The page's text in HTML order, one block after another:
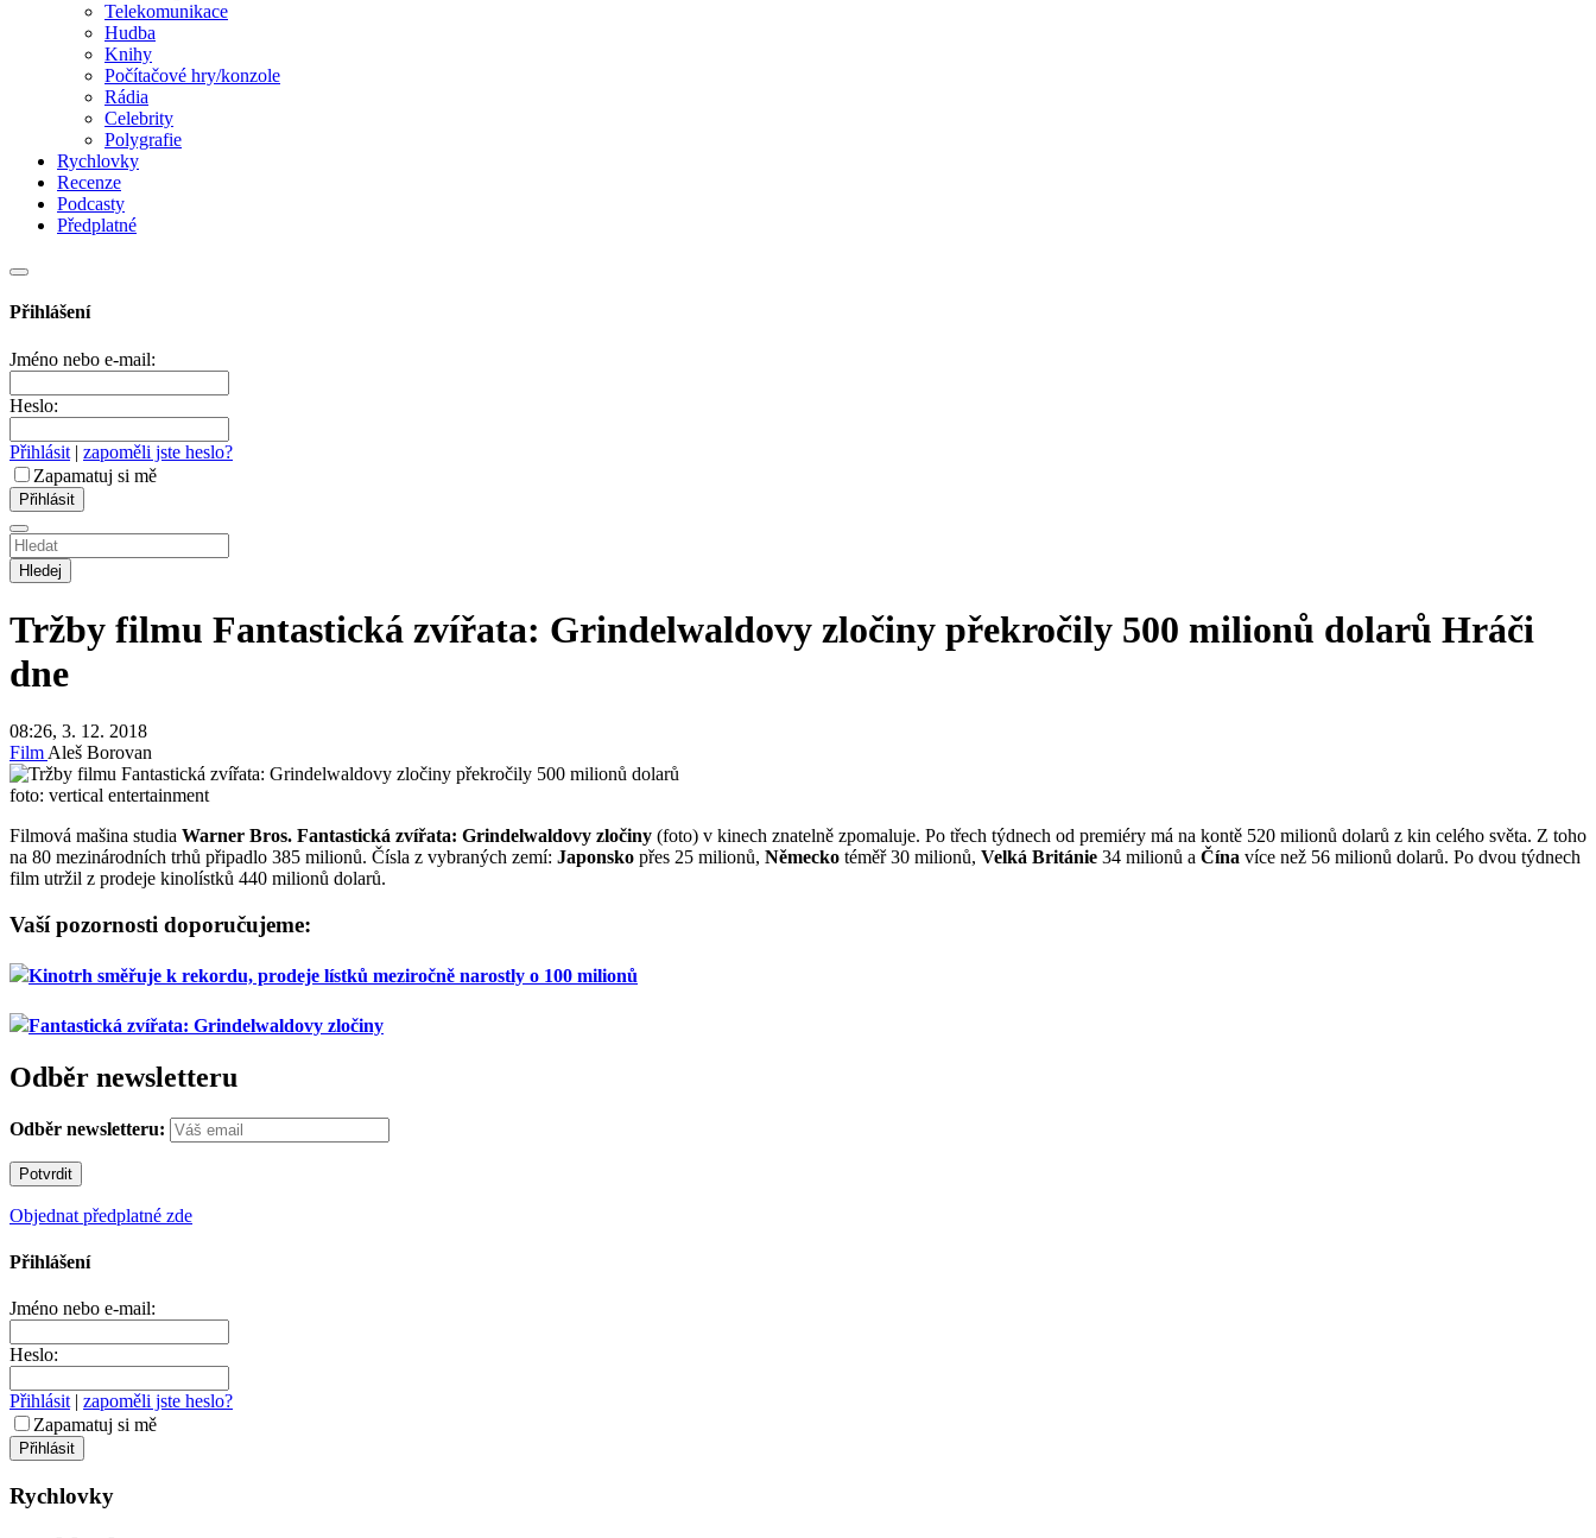
Telekomunikace
Hudba
Knihy
Počítačové hry/konzole
Rádia
Celebrity
Polygrafie
Rychlovky
Recenze
Podcasty
Předplatné
Přihlášení
Jméno nebo e-mail:
Heslo:
Přihlásit | zapoměli jste heslo?
Zapamatuj si mě
Hledej
Tržby filmu Fantastická zvířata: Grindelwaldovy zločiny překročily 500 milionů dolarů Hráči
dne
08:26, 3. 12. 2018
FilmAleš Borovan
foto: vertical entertainment
Filmová mašina studia Warner Bros. Fantastická zvířata: Grindelwaldovy zločiny (foto) v kinech znatelně zpomaluje. Po třech týdnech od premiéry má na kontě 520 milionů dolarů z kin celého světa. Z toho
na 80 mezinárodních trhů připadlo 385 milionů. Čísla z vybraných zemí: Japonsko přes 25 milionů, Německo téměř 30 milionů, Velká Británie 34 milionů a Čína více než 56 milionů dolarů. Po dvou týdnech
film utržil z prodeje kinolístků 440 milionů dolarů.
Vaší pozornosti doporučujeme:
Kinotrh směřuje k rekordu, prodeje lístků meziročně narostly o 100 milionů
Fantastická zvířata: Grindelwaldovy zločiny
Odběr newsletteru
Odběr newsletteru:
Objednat předplatné zde
Přihlášení
Jméno nebo e-mail:
Heslo:
Přihlásit | zapoměli jste heslo?
Zapamatuj si mě
Rychlovky